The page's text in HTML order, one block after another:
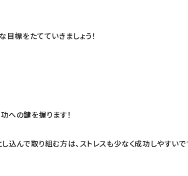
標をたてていきましょう！
への鍵を握ります！
込んで取り組む方は、ストレスも少なく成功しやすいで